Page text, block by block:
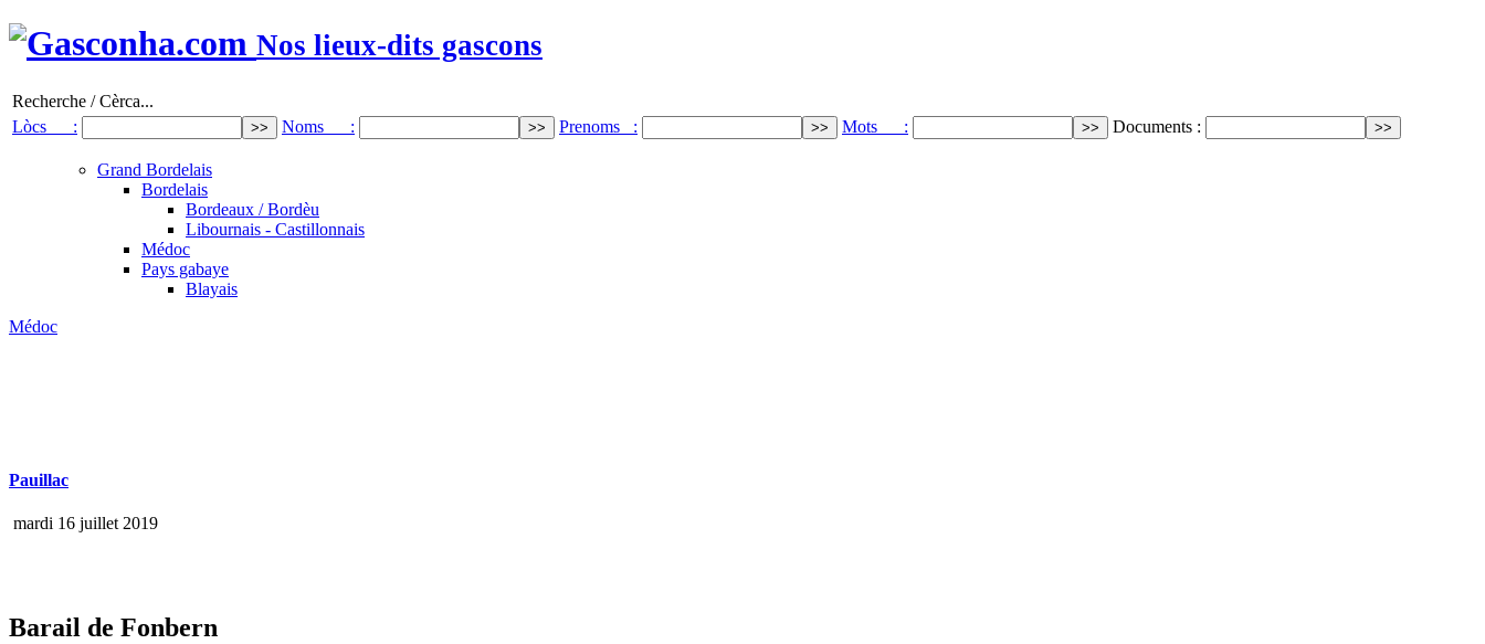
Nos lieux-dits gascons
Recherche / Cèrca...
Lòcs :
Noms : Prenoms : Mots : Documents :
Grand Bordelais
Bordelais
Bordeaux / Bordèu
Libournais - Castillonnais
Médoc
Pays gabaye
Blayais
Médoc
Pauillac
mardi 16 juillet 2019
Barail de Fonbern